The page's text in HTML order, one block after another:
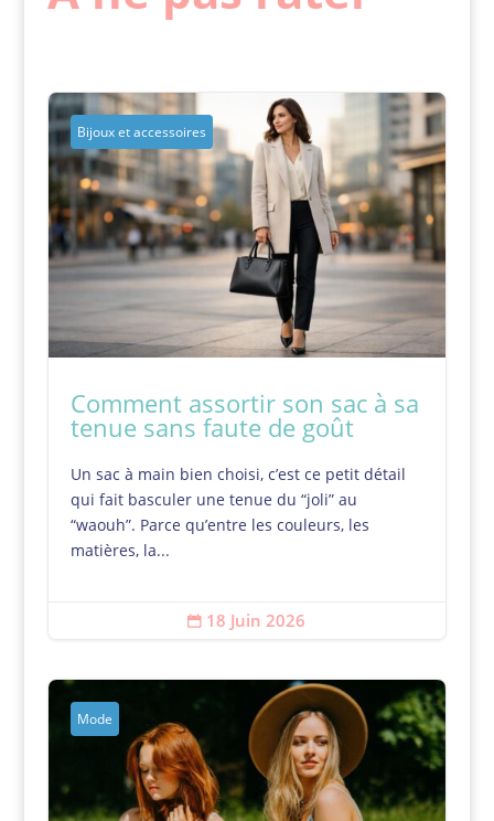
Bijoux et accessoires
Comment assortir son sac à sa
tenue sans faute de goût
Un sac à main bien choisi, c’est ce petit détail
qui fait basculer une tenue du “joli” au
“waouh”. Parce qu’entre les couleurs, les
matières, la...
 18 Juin 2026
Mode